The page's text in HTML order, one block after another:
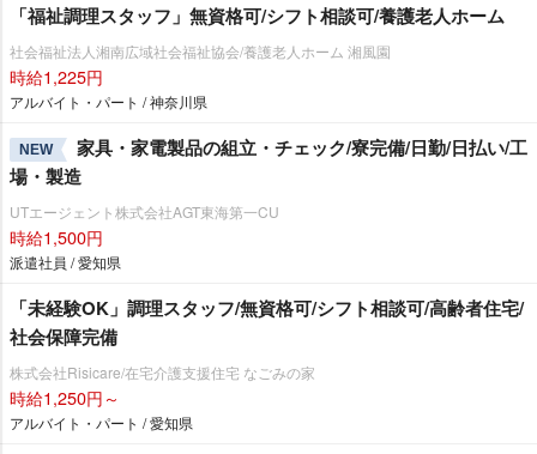
「福祉調理スタッフ」無資格可/シフト相談可/養護老人ホーム
社会福祉法人湘南広域社会福祉協会/養護老人ホーム 湘風園
時給1,225円
アルバイト・パート / 神奈川県
NEW
家具・家電製品の組立・チェック/寮完備/日勤/日払い/工
場・製造
UTエージェント株式会社AGT東海第一CU
時給1,500円
派遣社員 / 愛知県
「未経験OK」調理スタッフ/無資格可/シフト相談可/高齢者住宅/
社会保障完備
株式会社Risicare/在宅介護支援住宅 なごみの家
時給1,250円～
アルバイト・パート / 愛知県